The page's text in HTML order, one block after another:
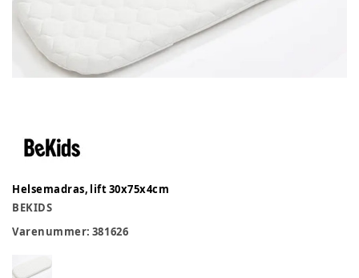
Helsemadras, lift 30x75x4cm
BEKIDS
Varenummer: 381626